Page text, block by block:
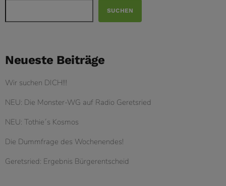
SUCHEN
Neueste Beiträge
Wir suchen DICH!!!
NEU: Die Monster-WG auf Radio Geretsried
NEU: Tothie´s Kosmos
Die Dummfrage des Wochenendes!
Geretsried: Ergebnis Bürgerentscheid